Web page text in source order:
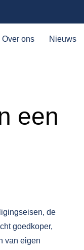
Over ons Nieuws
een
de
goedkoper,
van eigen